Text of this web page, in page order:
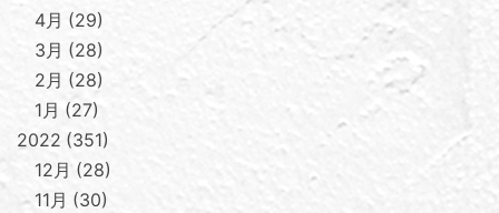
4月
29
3月
28
2月
28
1月
27
2022 351
12月
28
11月
30